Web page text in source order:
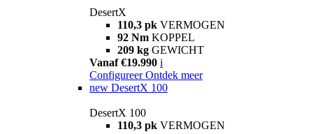
DesertX
110,3 pk VERMOGEN
92 Nm KOPPEL
209 kg GEWICHT
Vanaf €19.990 i
Configureer Ontdek meer
new DesertX 100
DesertX 100
110,3 pk VERMOGEN